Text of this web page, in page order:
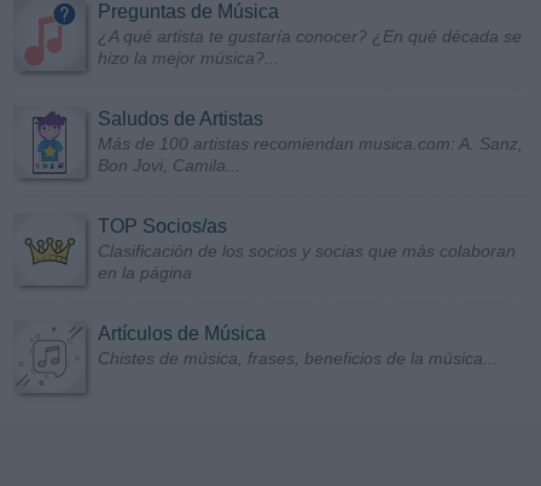
Preguntas de Música
¿A qué artista te gustaría conocer? ¿En qué década se
hizo la mejor música?...
Saludos de Artistas
Más de 100 artistas recomiendan musica.com: A. Sanz,
Bon Jovi, Camila...
TOP Socios/as
Clasificación de los socios y socias que más colaboran
en la página
Artículos de Música
Chistes de música, frases, beneficios de la música...